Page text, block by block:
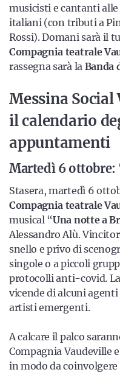
musicisti e cantanti
italiani (con tributi a
Rossi). Domani sarà il
Compagnia teatrale
rassegna sarà la Banda
Messina Social
il calendario
appuntamenti
Martedì 6 ottobre:
Stasera, martedì 6
Compagnia teatrale
musical “Una notte a
Alessandro Alù.
snello e privo di
singole o a piccoli
protocolli anti-covid.
vicende di alcuni
artisti emergenti.
A calcare il palco
Compagnia Vaudeville
in modo da